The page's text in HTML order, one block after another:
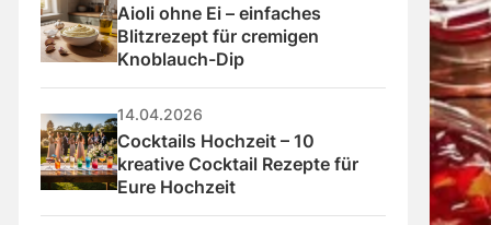
Aioli ohne Ei – einfaches
Blitzrezept für cremigen
Knoblauch-Dip
14.04.2026
Cocktails Hochzeit – 10
kreative Cocktail Rezepte für
Eure Hochzeit